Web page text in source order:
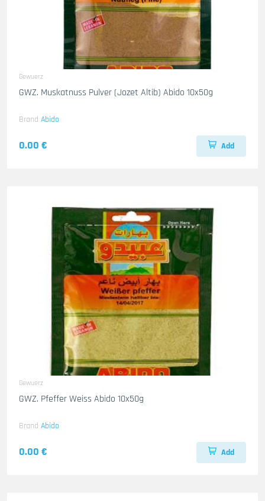
Gewuerz
GWZ. Muskatnuss Pulver (Jozet Altib) Abido 10x50g
Brand Abido
0.00 € Add
Gewuerz
GWZ. Pfeffer Weiss Abido 10x50g
Brand Abido
0.00 € Add